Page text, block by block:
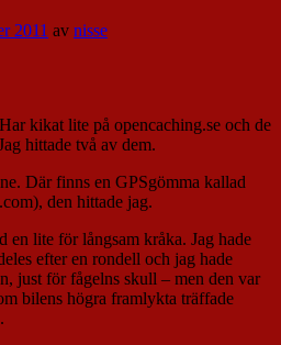
2011 av nisse
kikat lite på opencaching.se och de
hittade två av dem.
Där finns en GPSgömma kallad
den hittade jag.
en lite för långsam kråka. Jag hade
efter en rondell och jag hade
just för fågelns skull – men den var
bilens högra framlykta träffade